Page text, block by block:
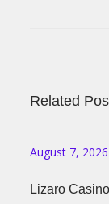
o
s
o
о
р
з
Related
August 7, 2026
Lizaro